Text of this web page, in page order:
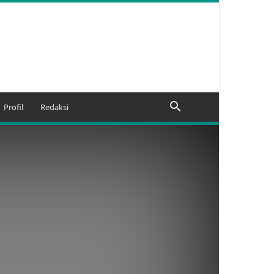
Profil Redaksi